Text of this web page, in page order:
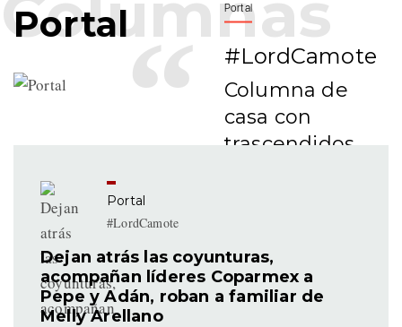
Portal Portal
#LordCamote
Columna de
casa con
trascendidos
#LordCamote y
sus camotazos.
Portal
#LordCamote
Dejan atrás las coyunturas,
acompañan líderes Coparmex a
Pepe y Adán, roban a familiar de
Melly Arellano